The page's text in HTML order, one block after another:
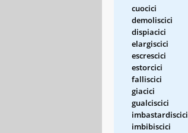
cuocici
demoliscici
dispiacici
elargiscici
escrescici
estorcici
falliscici
giacici
gualciscici
imbastardiscici
imbibiscici